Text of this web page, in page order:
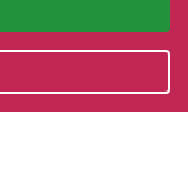
11Б